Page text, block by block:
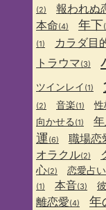
(2) 報われぬ
本命(4) 年下
(1) カラダ目
トラウマ(3)
ツインレイ (1)
(2) 音楽(1) 性
向かせる (1)
運(6) 職場恋
オラクル(2)
心(2) 恋愛占い
(1) 本音(3)
離恋愛(4) 年